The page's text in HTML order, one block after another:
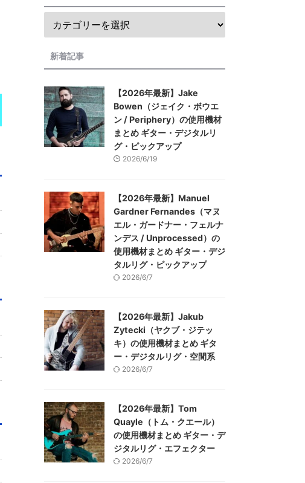
新着記事
【2026年最新】Jake
Bowen（ジェイク・ボウエ
ン / Periphery）の使用機材
まとめ ギター・デジタルリ
グ・ピックアップ
2026/6/19
【2026年最新】Manuel
Gardner Fernandes（マヌ
エル・ガードナー・フェルナ
ンデス / Unprocessed）の
使用機材まとめ ギター・デジ
タルリグ・ピックアップ
2026/6/7
【2026年最新】Jakub
Zytecki（ヤクブ・ジテッ
キ）の使用機材まとめ ギタ
ー・デジタルリグ・空間系
2026/6/7
【2026年最新】Tom
Quayle（トム・クエール）
の使用機材まとめ ギター・デ
ジタルリグ・エフェクター
2026/6/7